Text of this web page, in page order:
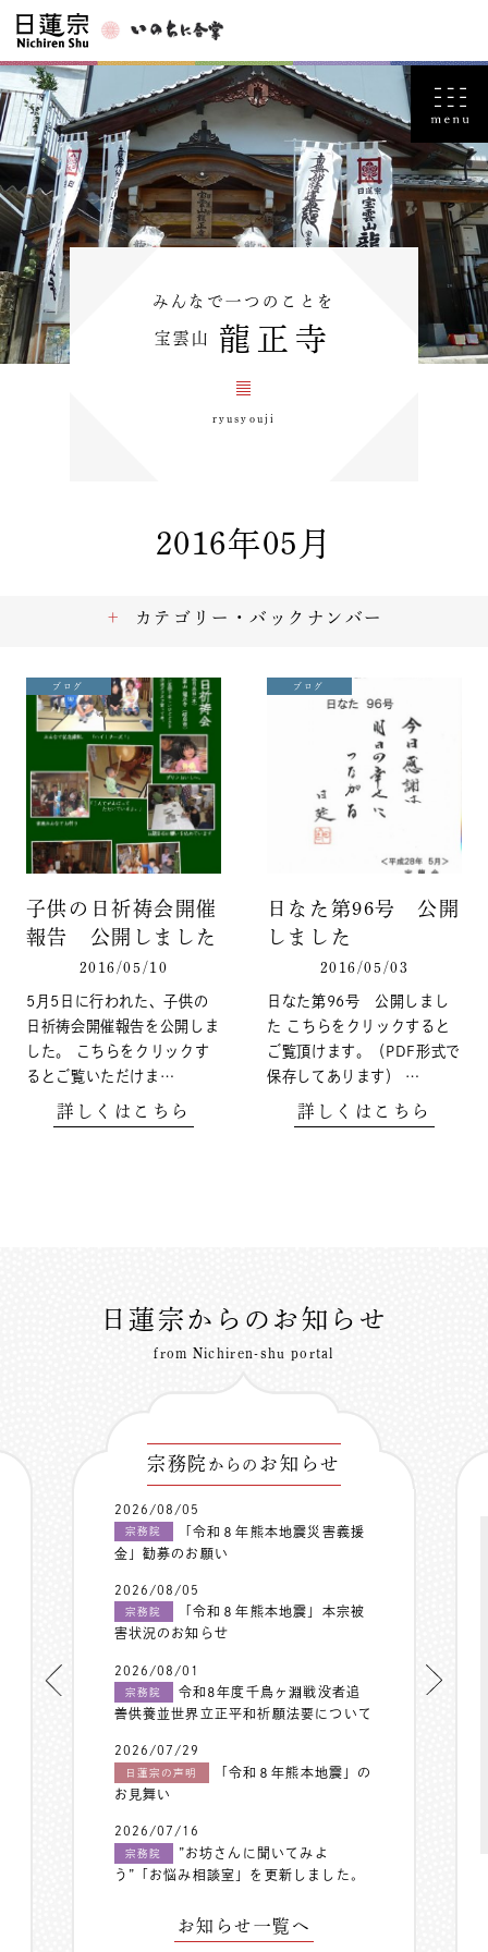
みんなで一つのことを
宝雲山 龍正寺
ryusyouji
2016年05月
ブログ
子供の日祈祷会開催
報告 公開しました
2016/05/10
5月5日に行われた、子供の
日祈祷会開催報告を公開しま
した。 こちらをクリックす
るとご覧いただけま…
詳しくはこちら
ブログ
日なた第96号 公開
しました
2016/05/03
日なた第96号 公開しまし
た こちらをクリックすると
ご覧頂けます。（PDF形式で
保存してあります） …
詳しくはこちら
カテゴリー・バックナンバー
日蓮宗からのお知らせ
from Nichiren-shu portal
宗務院 からの お知らせ
2026/08/05
宗務院
「令和８年熊本地震災害義援
金」勧募のお願い
2026/08/05
宗務院
「令和８年熊本地震」本宗被
害状況のお知らせ
2026/08/01
宗務院
令和8年度千鳥ヶ淵戦没者追
善供養並世界立正平和祈願法要について
2026/07/29
日蓮宗の声明
「令和８年熊本地震」の
お見舞い
2026/07/16
宗務院
”お坊さんに聞いてみよ
う”「お悩み相談室」を更新しました。
お知らせ一覧へ